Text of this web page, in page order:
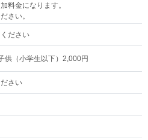
料金になります。
さい。
ださい
供（小学生以下）2,000円
さい